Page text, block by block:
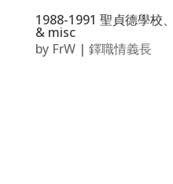
1988-1991 聖貞德學校
& misc
by FrW| 鐸職情義長